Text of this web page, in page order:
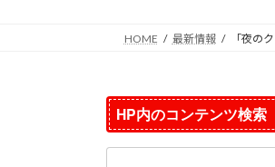
HOME 最新情報 「夜の
HP内のコンテンツ検索